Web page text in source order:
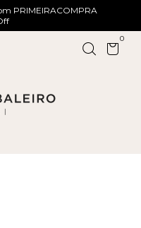
PRIMEIRACOMPRA
0